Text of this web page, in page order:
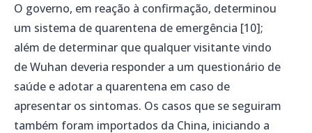
O governo, em reação à confirmação, determinou
um sistema de quarentena de emergência [10];
além de determinar que qualquer visitante vindo
de Wuhan deveria responder a um questionário de
saúde e adotar a quarentena em caso de
apresentar os sintomas. Os casos que se seguiram
também foram importados da China, iniciando a